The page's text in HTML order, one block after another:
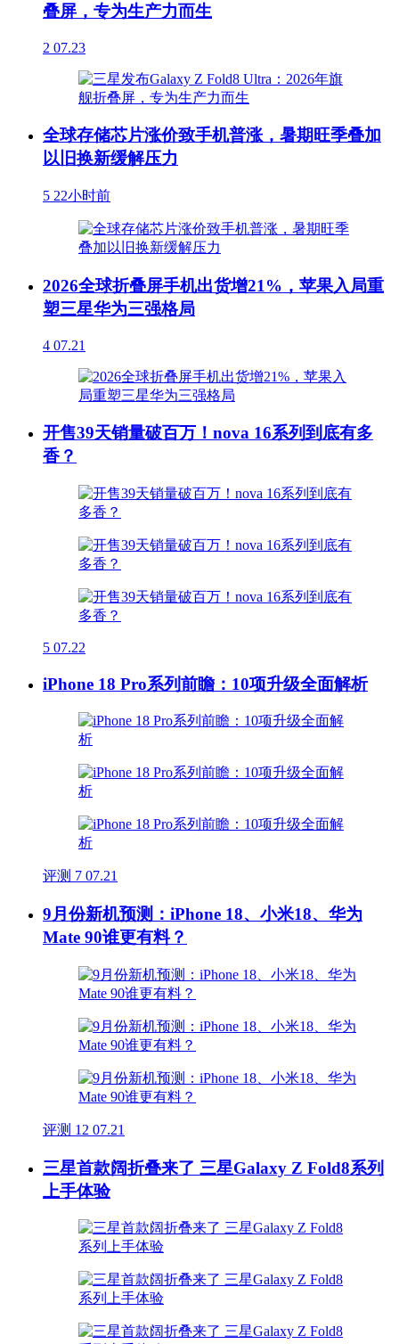
叠屏，专为生产力而生
2 07.23
全球存储芯片涨价致手机普涨，暑期旺季叠加
以旧换新缓解压力
5 22小时前
2026全球折叠屏手机出货增21%，苹果入局重
塑三星华为三强格局
4 07.21
开售39天销量破百万！nova 16系列到底有多
香？
5 07.22
iPhone 18 Pro系列前瞻：10项升级全面解析
评测 7 07.21
9月份新机预测：iPhone 18、小米18、华为
Mate 90谁更有料？
评测 12 07.21
三星首款阔折叠来了 三星Galaxy Z Fold8系列
上手体验